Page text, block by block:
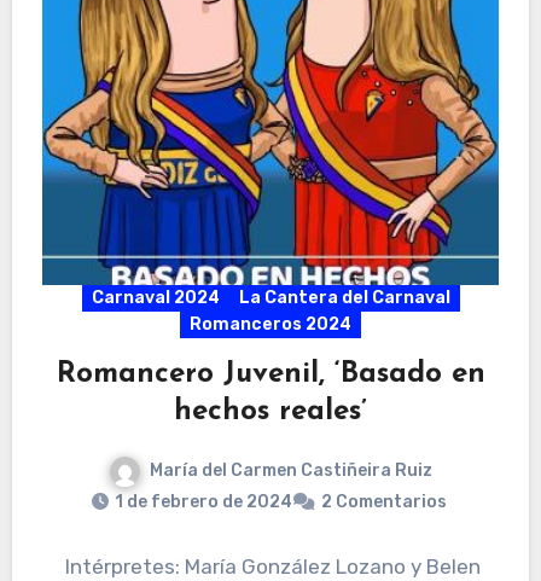
Carnaval 2024
La Cantera del Carnaval
Romanceros 2024
Romancero Juvenil, ‘Basado en
hechos reales’
María del Carmen Castiñeira Ruiz
1 de febrero de 2024
2 Comentarios
Intérpretes: María González Lozano y Belen